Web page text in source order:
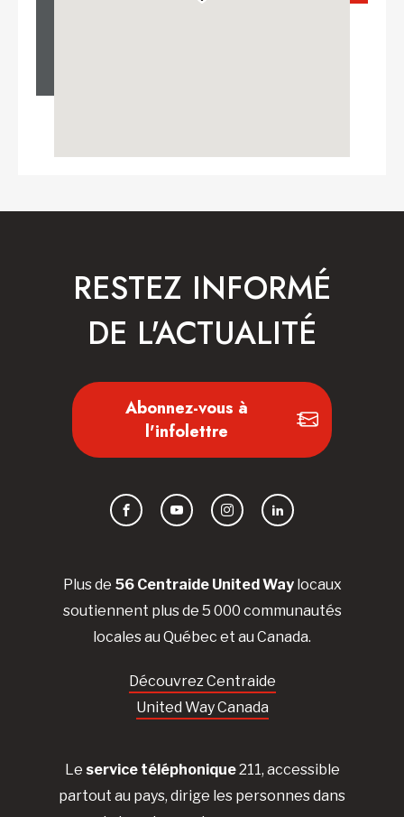
Plus de 56 Centraide United Waylocaux
soutiennent plus de 5 000 communautés
locales au Québec et au Canada.
Découvrez Centraide
United Way Canada
Le service téléphonique211, accessible
partout au pays, dirige les personnes dans
RESTEZ INFORMÉ
DE L'ACTUALITÉ
Abonnez-vous à
l'infolettre
FacebookYouTubeInstagramLinkedIn